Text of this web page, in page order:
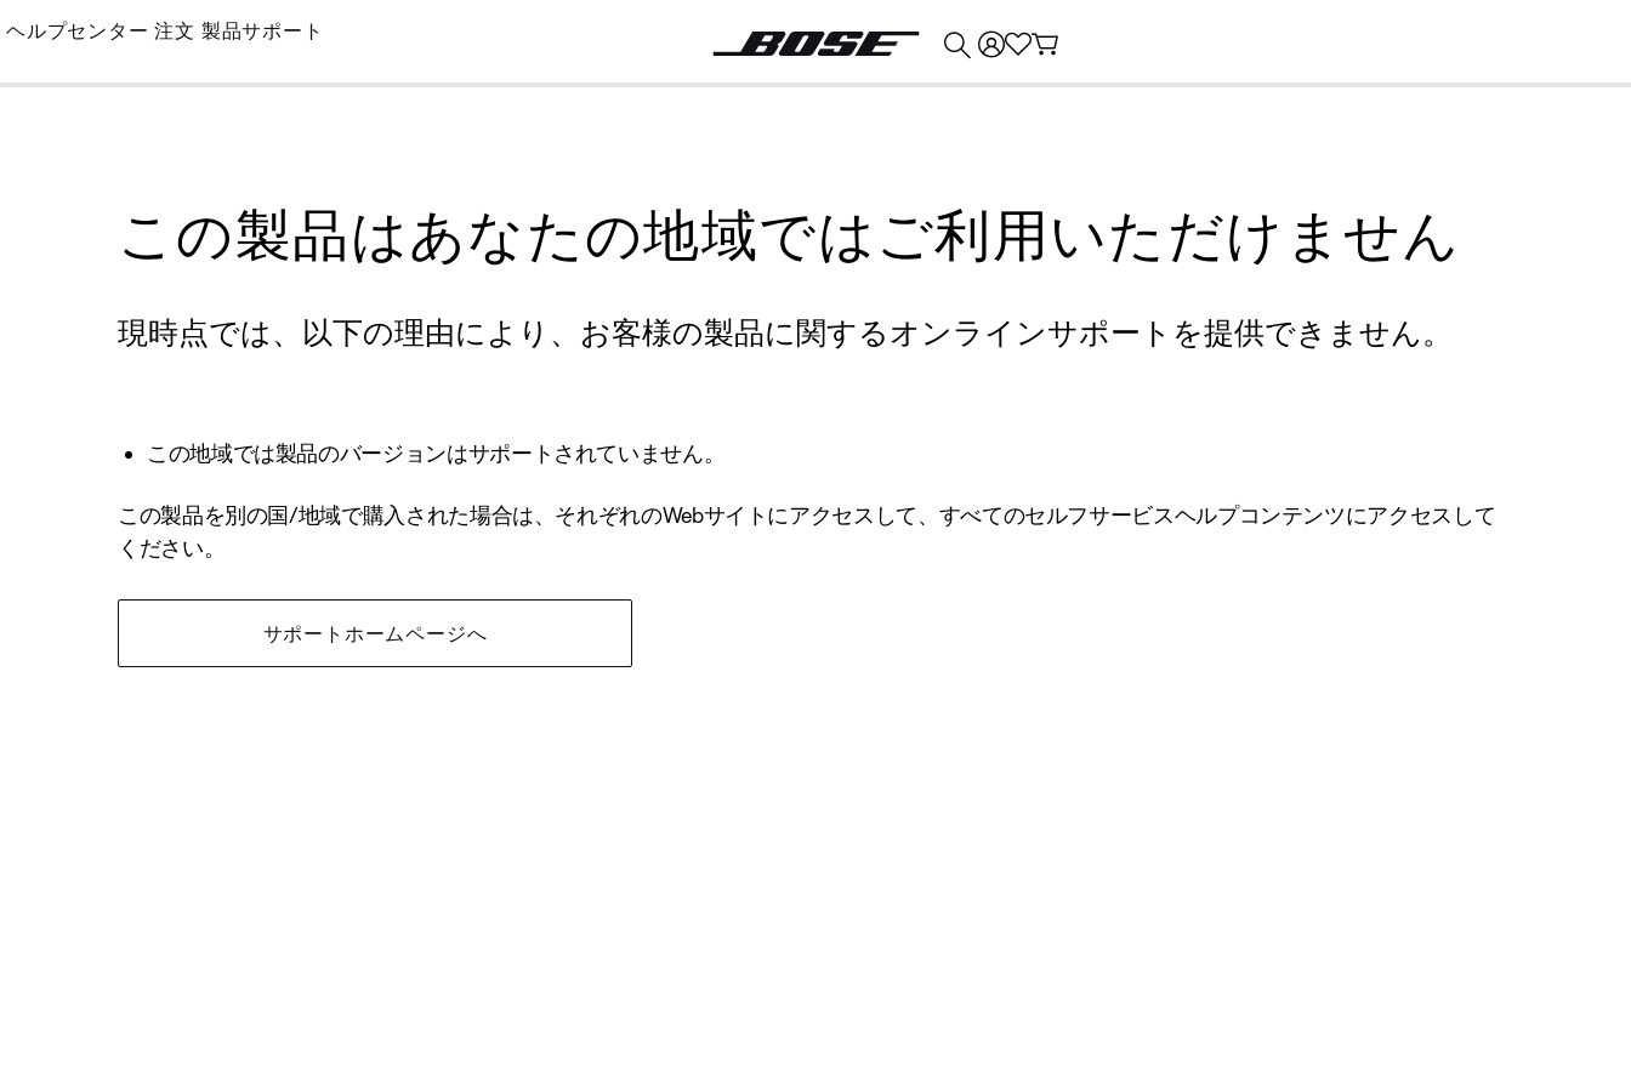
Skip
Main
ヘルプセンター 注文 製品サポート
この製品はあなたの地域ではご利用いただけません
現時点では、以下の理由により、お客様の製品に関するオンラインサポートを提供できません。
この地域では製品のバージョンはサポートされていません。
この製品を別の国/地域で購入された場合は、それぞれのWebサイトにアクセスして、すべてのセルフサービスヘルプコンテンツにアクセスして
ください。
サポートホームページへ